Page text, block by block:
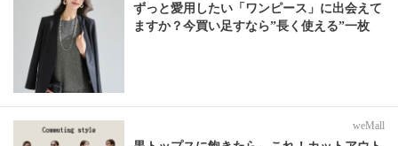
ずっと愛用したい「ワンピース」に出会えて
ますか？今買い足すなら”長く使える”一枚
weMall